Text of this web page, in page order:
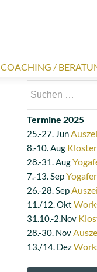
COACHING /
nach:
Termine 2025
25.-27. Jun
8.-10. Aug
28.-31. Aug
7.-13. Sep
26.-28. Sep
11./12. Okt
31.10.-2.Nov
28.-30. Nov
13./14. Dez